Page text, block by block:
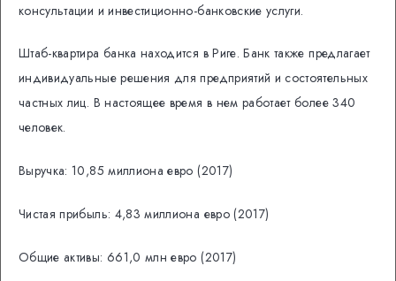
консультации и инвестиционно-банковские услуги.
Штаб-квартира банка находится в Риге. Банк также предлагает
индивидуальные решения для предприятий и состоятельных
частных лиц. В настоящее время в нем работает более 340
человек.
Выручка: 10,85 миллиона евро (2017)
Чистая прибыль: 4,83 миллиона евро (2017)
Общие активы: 661,0 млн евро (2017)